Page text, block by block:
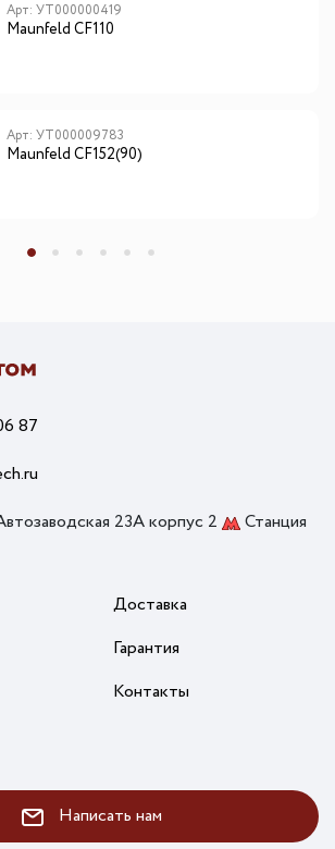
Арт: УТ000000419
Maunfeld CF110
Арт: УТ000009783
Maunfeld CF152(90)
87
23А корпус 2
Станция
Доставка
Гарантия
Контакты
Написать нам